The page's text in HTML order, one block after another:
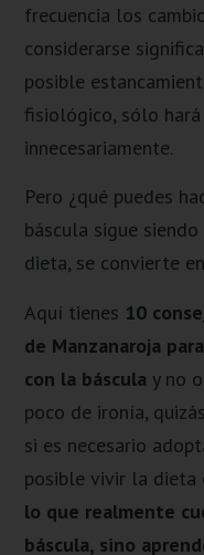
frecuencia los
considerarse
posible
fisiológico, sólo
innecesariamente.
Pero ¿qué puedes
báscula sigue
dieta, se convierte
Aquí tienes 10
de Manzanaroja
con la báscula y no
poco de ironía,
si es necesario
posible vivir la dieta
lo que realmente
báscula, sino